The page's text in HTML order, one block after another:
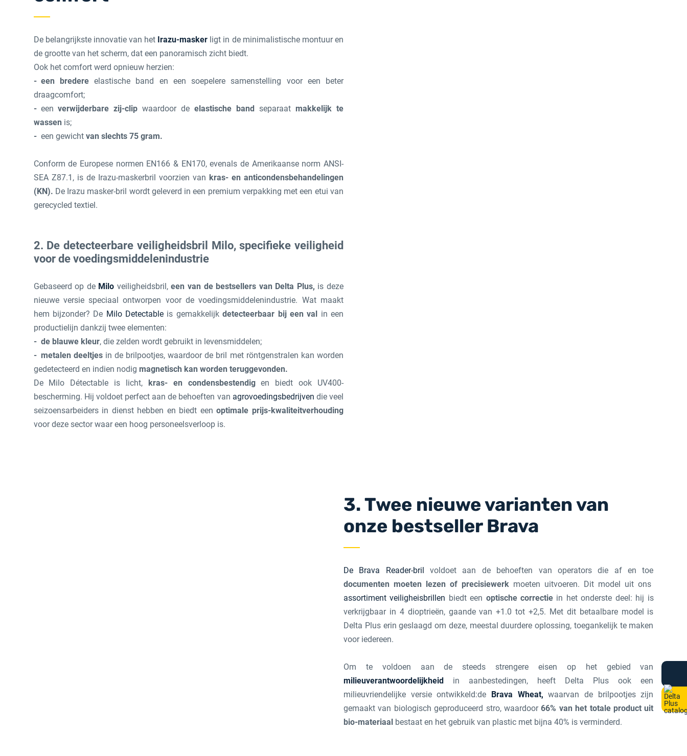
De belangrijkste innovatie van het Irazu-masker ligt in de minimalistische montuur en
de grootte van het scherm, dat een panoramisch zicht biedt.
Ook het comfort werd opnieuw herzien:
een bredereelastische band en een soepelere samenstelling voor een beter
draagcomfort;
eenverwijderbare zij-clip waardoor deelastische band separaat makkelijk te
wassen is;
een gewicht van slechts 75 gram.
Conform de Europese normen EN166 & EN170, evenals de Amerikaanse norm ANSI-
SEA Z87.1, is de Irazu-maskerbril voorzien van kras- en anticondensbehandelingen
(KN). De Irazu masker-bril wordt geleverd in een premium verpakking met een etui van
gerecycled textiel.
2. De detecteerbare veiligheidsbril Milo, specifieke veiligheid
voor de voedingsmiddelenindustrie
Gebaseerd op de Milo veiligheidsbril,een van de bestsellers van Delta Plus, is deze
nieuwe versie speciaal ontworpen voor de voedingsmiddelenindustrie. Wat maakt
hem bijzonder? De Milo Detectable is gemakkelijkdetecteerbaar bij een val in een
productielijn dankzij twee elementen:
de blauwe kleur, die zelden wordt gebruikt in levensmiddelen;
metalen deeltjesin de brilpootjes, waardoor de bril met röntgenstralen kan worden
gedetecteerd en indien nodig magnetisch kan worden teruggevonden.
De Milo Détectable is licht, kras- en condensbestendigen biedt ook UV400-
bescherming. Hij voldoet perfect aan de behoeften van agrovoedingsbedrijven die veel
seizoensarbeiders in dienst hebben en biedt eenoptimale prijs-kwaliteitverhouding
voor deze sector waar een hoog personeelsverloop is.
3. Twee nieuwe varianten van
onze bestseller Brava
De Brava Reader-brilvoldoet aan de behoeften van operators die af en toe
documenten moeten lezen of precisiewerk moeten uitvoeren. Dit model uit ons
assortiment veiligheisbrillen biedt een optische correctie in het onderste deel: hij is
verkrijgbaar in 4 dioptrieën, gaande van +1.0 tot +2,5. Met dit betaalbare model is
Delta Plus erin geslaagd om deze, meestal duurdere oplossing, toegankelijk te maken
voor iedereen.
Om te voldoen aan de steeds strengere eisen op het gebied van
milieuverantwoordelijkheidin aanbestedingen, heeft Delta Plus ook een
milieuvriendelijke versie ontwikkeld:de Brava Wheat, waarvan de brilpootjes zijn
gemaakt van biologisch geproduceerd stro, waardoor66% van het totale product uit
bio-materiaal bestaat en het gebruik van plastic met bijna 40% is verminderd.